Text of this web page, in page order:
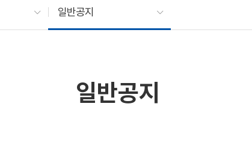
일반공지
일반공지